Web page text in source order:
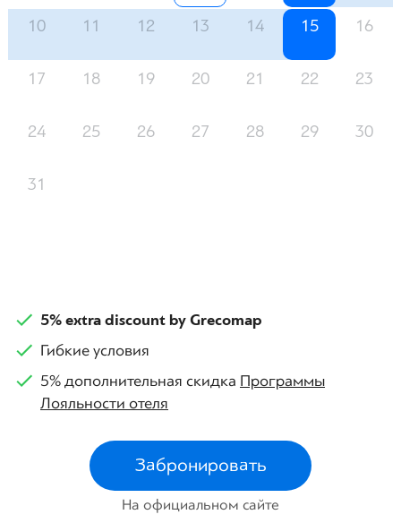
10 11 12 13 14 15 16
17 18 19 20 21 22 23
24 25 26 27 28 29 30
31
5% extra discount by Grecomap
Гибкие условия
5% дополнительная скидка Программы
Лояльности отеля
Забронировать
На официальном сайте